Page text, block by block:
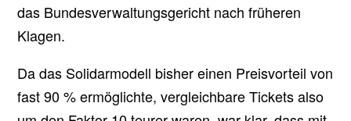
das Bundesverwaltungsgericht nach früheren
Klagen.
Da das Solidarmodell bisher einen Preisvorteil von
fast 90 % ermöglichte, vergleichbare Tickets also